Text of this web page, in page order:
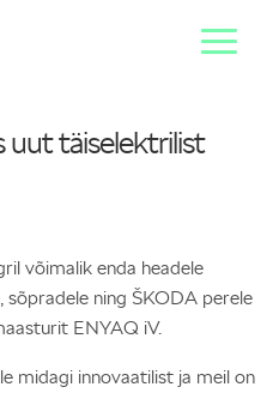
uut täiselektrilist
võimalik enda headele
ning ŠKODA perele
ENYAQ iV.
midagi innovaatilist ja meil on